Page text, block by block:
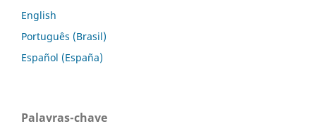
English
Português (Brasil)
Español (España)
Palavras-chave